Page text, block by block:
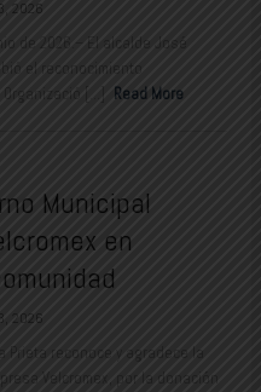
2026
de 2026.– El alcalde José
el reconocimiento
[...]
Read More
Municipal
en
2026
Prieta reconoce y agradece la
Velcromex, por la donación